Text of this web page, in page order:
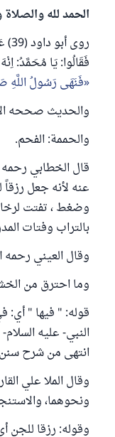
الحمد لله
فَقَالُوا: يَا مُحَمَّدُ:
فَنَهَى رَسُولُ اللَّهِ
والحديث صححه
والحممة: الفحم.
قال الخطابي
عنه لأنه جعل
وضغط ، تفتت
بالتراب وفتات
وقال العيني رحمه
وما احترق من
قوله: " فيها " أي:
النبي- عليه
انتهى من شرح سنن أبي
وقال الملا علي
ونحوهما،
وقوله: رزقا للجن أي